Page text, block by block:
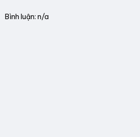
Bình luận: n/a